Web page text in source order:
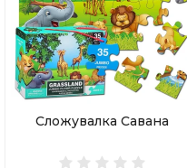
Сложувалка Савана